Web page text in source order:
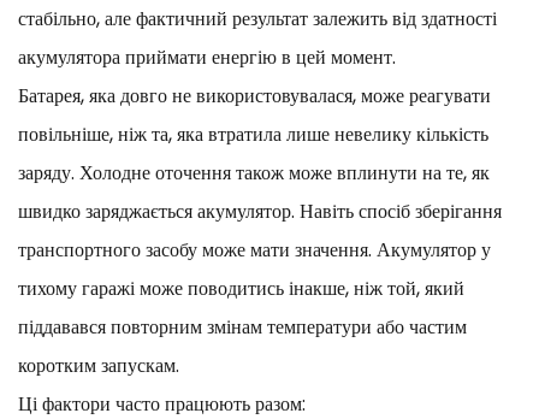
стабільно, але фактичний результат залежить від здатності
акумулятора приймати енергію в цей момент.
Батарея, яка довго не використовувалася, може реагувати
повільніше, ніж та, яка втратила лише невелику кількість
заряду. Холодне оточення також може вплинути на те, як
швидко заряджається акумулятор. Навіть спосіб зберігання
транспортного засобу може мати значення. Акумулятор у
тихому гаражі може поводитись інакше, ніж той, який
піддавався повторним змінам температури або частим
коротким запускам.
Ці фактори часто працюють разом: